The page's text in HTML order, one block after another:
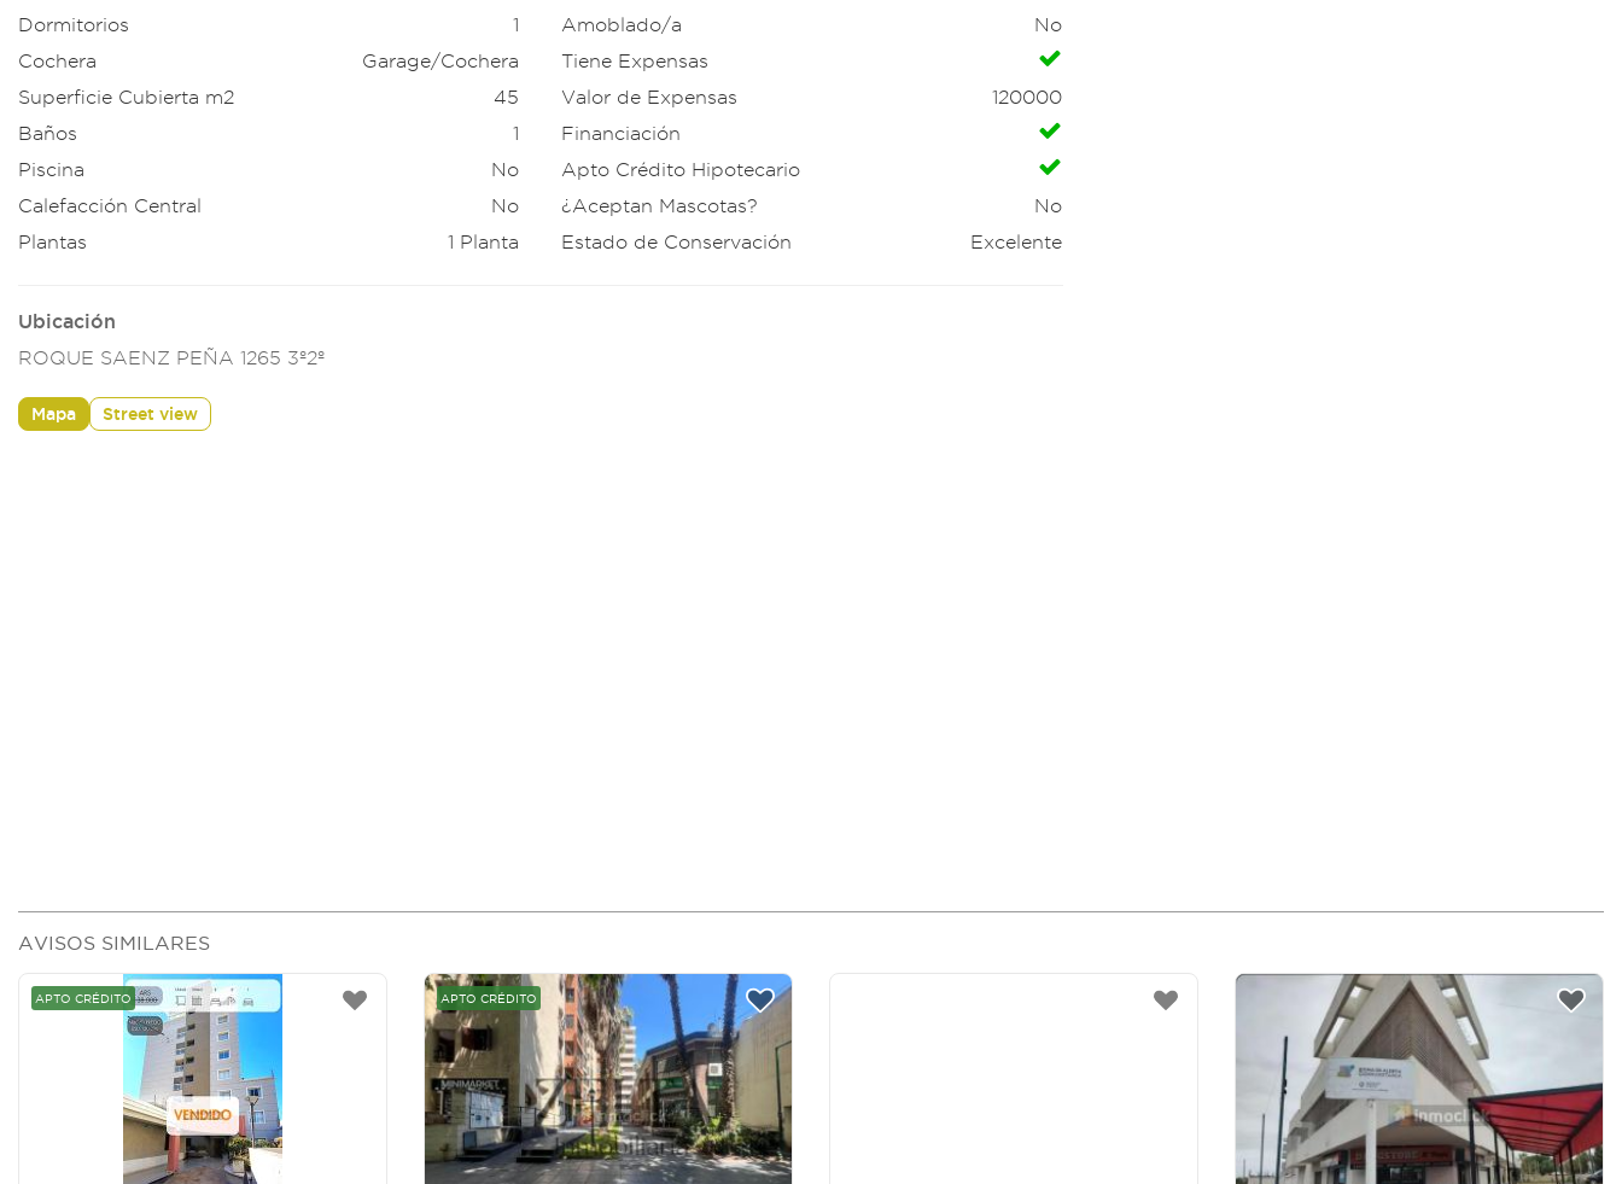
Dormitorios
1
Cochera
Garage/Cochera
Superficie Cubierta m2
45
Baños
1
Piscina
No
Calefacción Central
No
Plantas
1 Planta
Amoblado/a
No
Tiene Expensas
Valor de Expensas
120000
Financiación
Apto Crédito Hipotecario
¿Aceptan Mascotas?
No
Estado de Conservación
Excelente
Ubicación
ROQUE SAENZ PEÑA 1265 3º2º
Mapa Street view
AVISOS SIMILARES
APTO CRÉDITO APTO CRÉDITO